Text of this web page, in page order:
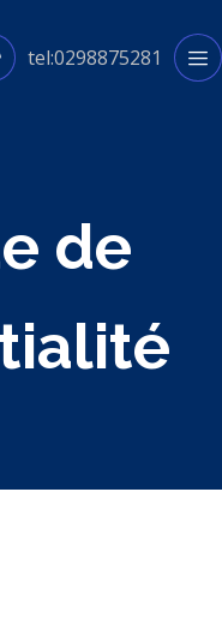
tel:0298875281
de